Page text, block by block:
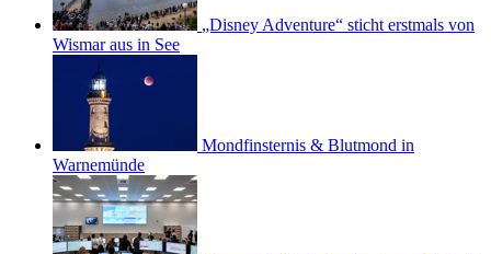
„Disney Adventure“ sticht erstmals von
Wismar aus in See
Mondfinsternis & Blutmond in
Warnemünde